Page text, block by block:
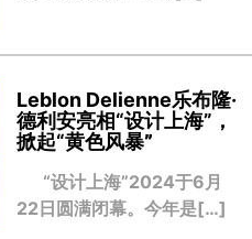
Leblon Delienne乐布隆·
德利安亮相“设计上海”，
掀起“黄色风暴”
“设计上海”2024于6月
22日圆满闭幕。今年是[…]